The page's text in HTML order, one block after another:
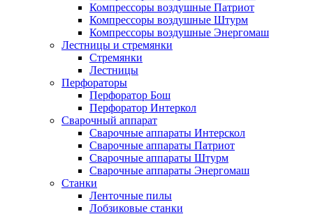
Компрессоры воздушные Патриот
Компрессоры воздушные Штурм
Компрессоры воздушные Энергомаш
Лестницы и стремянки
Стремянки
Лестницы
Перфораторы
Перфоратор Бош
Перфоратор Интеркол
Сварочный аппарат
Сварочные аппараты Интерскол
Сварочные аппараты Патриот
Сварочные аппараты Штурм
Сварочные аппараты Энергомаш
Станки
Ленточные пилы
Лобзиковые станки